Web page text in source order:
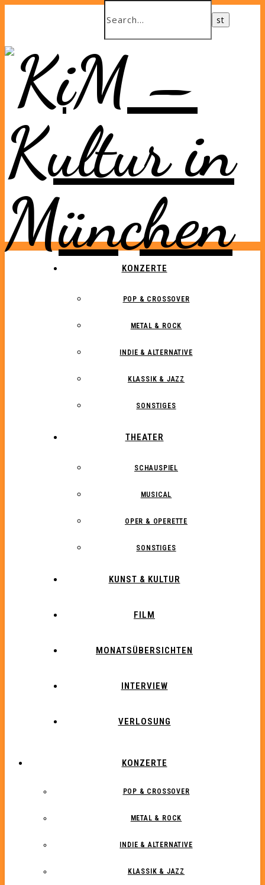
KONZERTE
POP & CROSSOVER
METAL & ROCK
INDIE & ALTERNATIVE
KLASSIK & JAZZ
SONSTIGES
THEATER
SCHAUSPIEL
MUSICAL
OPER & OPERETTE
SONSTIGES
KUNST & KULTUR
FILM
MONATSÜBERSICHTEN
INTERVIEW
VERLOSUNG
KONZERTE
POP & CROSSOVER
METAL & ROCK
INDIE & ALTERNATIVE
KLASSIK & JAZZ